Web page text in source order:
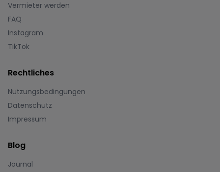
Vermieter werden
FAQ
Instagram
TikTok
Rechtliches
Nutzungsbedingungen
Datenschutz
Impressum
Blog
Journal